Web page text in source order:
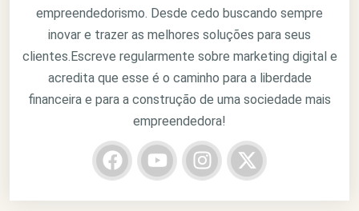
empreendedorismo. Desde cedo buscando sempre
inovar e trazer as melhores soluções para seus
clientes.Escreve regularmente sobre marketing digital e
acredita que esse é o caminho para a liberdade
financeira e para a construção de uma sociedade mais
empreendedora!